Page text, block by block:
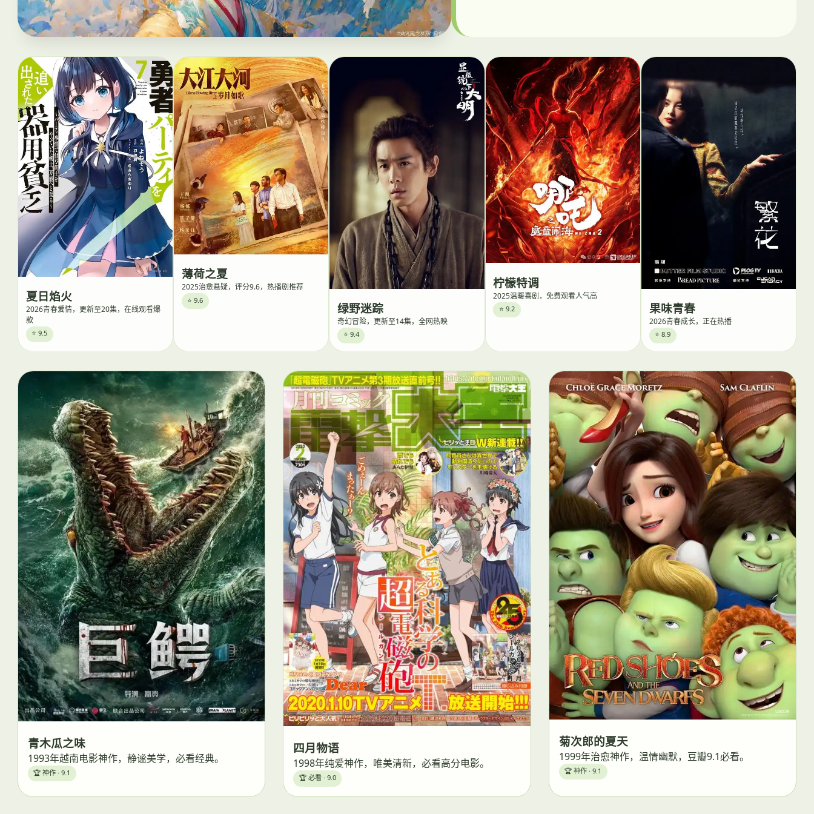
夏日焰火
2026青春爱情，更新至20集，在线观看爆
款
⭐ 9.5
薄荷之夏
2025治愈悬疑，评分9.6，热播剧推荐
⭐ 9.6
绿野迷踪
奇幻冒险，更新至14集，全网热映
⭐ 9.4
柠檬特调
2025温暖喜剧，免费观看人气高
⭐ 9.2 果味青春
2026青春成长，正在热播
⭐ 8.9
青木瓜之味
1993年越南电影神作，静谧美学，必看经典。
🏆 神作 · 9.1
四月物语
1998年纯爱神作，唯美清新，必看高分电影。
🏆 必看 · 9.0
菊次郎的夏天
1999年治愈神作，温情幽默，豆瓣9.1必看。
🏆 神作 · 9.1